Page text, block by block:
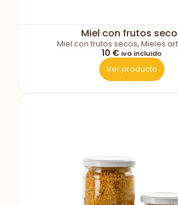
Miel con frutos
Miel con frutos secos, Mieles
10 € iva incluido
Ver producto